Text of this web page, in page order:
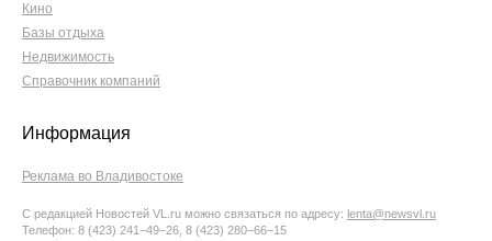
Кино
Базы отдыха
Недвижимость
Справочник компаний
Информация
Реклама во Владивостоке
С редакцией Новостей VL.ru можно связаться по адресу: lenta@newsvl.ru
Телефон: 8 (423) 241−49−26, 8 (423) 280−66−15